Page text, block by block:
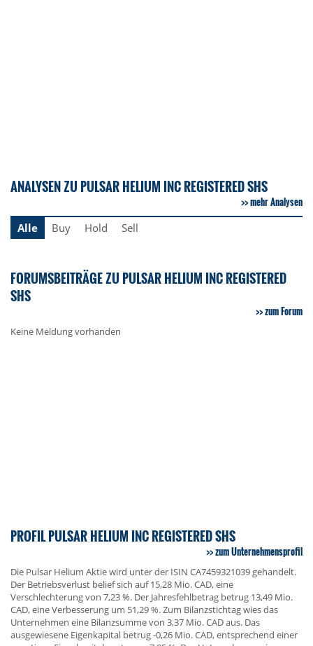
ANALYSEN ZU PULSAR HELIUM INC REGISTERED SHS
mehr Analysen
Alle
Buy Hold Sell
FORUMSBEITRÄGE ZU PULSAR HELIUM INC REGISTERED
SHS
zum Forum
Keine Meldung vorhanden
PROFIL PULSAR HELIUM INC REGISTERED SHS
zum Unternehmensprofil
Die Pulsar Helium Aktie wird unter der ISIN CA7459321039 gehandelt.
Der Betriebsverlust belief sich auf 15,28 Mio. CAD, eine
Verschlechterung von 7,23 %. Der Jahresfehlbetrag betrug 13,49 Mio.
CAD, eine Verbesserung um 51,29 %. Zum Bilanzstichtag wies das
Unternehmen eine Bilanzsumme von 3,37 Mio. CAD aus. Das
ausgewiesene Eigenkapital betrug -0,26 Mio. CAD, entsprechend einer